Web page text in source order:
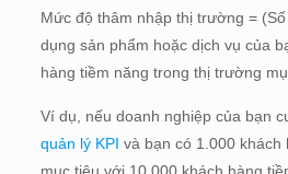
Mức độ thâm nhập thị trường =
dụng sản phẩm hoặc dịch vụ của
hàng tiềm năng trong thị trường
Ví dụ, nếu doanh nghiệp của bạn
quản lý KPI và bạn có 1.000